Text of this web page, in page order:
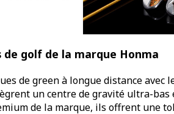
de golf de la marque Honma
de green à longue distance
un centre de gravité ultra-
de la marque, ils offrent une